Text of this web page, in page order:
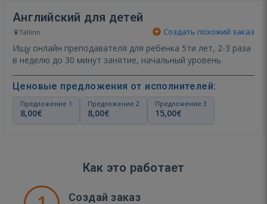
Английский для детей
Tallinn Создать похожий заказ
Ищу онлайн преподавателя для ребенка 5ти лет, 2-3 раза
в неделю до 30 минут занятие, начальный уровень.
Ценовые предложения от исполнителей:
Предложение 1
8,00€
Предложение 2
8,00€
Предложение 3
15,00€
Как это работает
Создай заказ